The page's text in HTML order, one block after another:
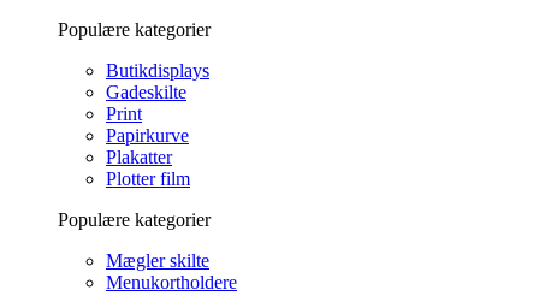
Populære kategorier
Butikdisplays
Gadeskilte
Print
Papirkurve
Plakatter
Plotter film
Populære kategorier
Mægler skilte
Menukortholdere